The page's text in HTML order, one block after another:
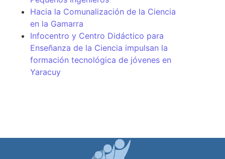
Hacia la Comunalización de la Ciencia
en la Gamarra
Infocentro y Centro Didáctico para
Enseñanza de la Ciencia impulsan la
formación tecnológica de jóvenes en
Yaracuy